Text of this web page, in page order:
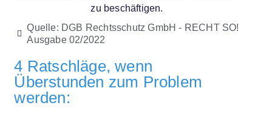
zu beschäftigen.
Quelle: DGB Rechtsschutz GmbH - RECHT SO!
Ausgabe 02/2022
4 Ratschläge, wenn
Überstunden zum Problem
werden: